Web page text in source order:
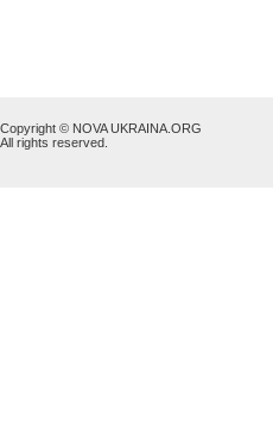
Copyright © NOVA UKRAINA.ORG
All rights reserved.